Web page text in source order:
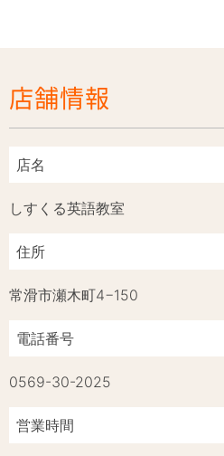
店舗情報
店名
しすくる英語教室
住所
常滑市瀬木町4−150
電話番号
0569-30-2025
営業時間